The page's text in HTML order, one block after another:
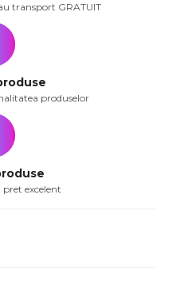
transport GRATUIT
produselor
excelent